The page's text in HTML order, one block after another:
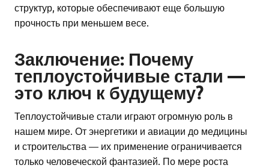
структур, которые обеспечивают еще большую
прочность при меньшем весе.
Заключение: Почему
теплоустойчивые стали —
это ключ к будущему?
Теплоустойчивые стали играют огромную роль в
нашем мире. От энергетики и авиации до медицины
и строительства — их применение ограничивается
только человеческой фантазией. По мере роста